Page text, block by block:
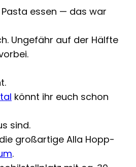
essen — das war
Ungefähr auf der Hälfte
könnt ihr euch schon
sind.
großartige Alla Hopp-
.